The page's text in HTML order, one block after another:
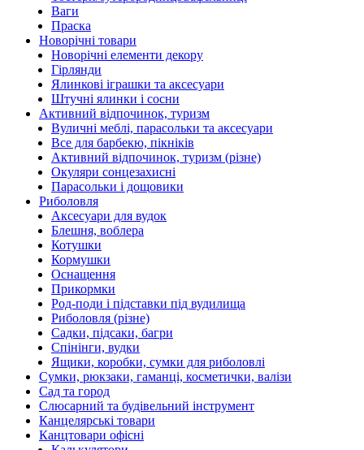
Ваги
Праска
Новорічні товари
Новорічні елементи декору
Гірлянди
Ялинкові іграшки та аксесуари
Штучні ялинки і сосни
Активний відпочинок, туризм
Вуличні меблі, парасольки та аксесуари
Все для барбекю, пікніків
Активний відпочинок, туризм (різне)
Окуляри сонцезахисні
Парасольки і дощовики
Риболовля
Аксесуари для вудок
Блешня, воблера
Котушки
Кормушки
Оснащення
Прикормки
Род-поди і підставки під вудилища
Риболовля (різне)
Садки, підсаки, багри
Спінінги, вудки
Ящики, коробки, сумки для риболовлі
Сумки, рюкзаки, гаманці, косметички, валізи
Сад та город
Слюсарний та будівельний інструмент
Канцелярські товари
Канцтовари офісні